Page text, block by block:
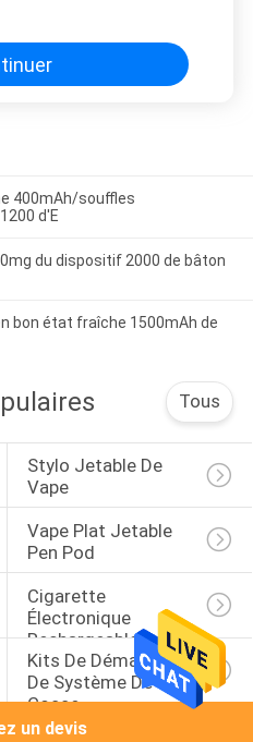
400mAh/souffles
d'E
du dispositif 2000 de bâton
bon état fraîche 1500mAh de
Tous
Stylo Jetable De
Vape
Vape Plat Jetable
Pen Pod
Cigarette
Électronique
Rechargeable
Kits De Démarreur
De Système De
Cosse
un devis